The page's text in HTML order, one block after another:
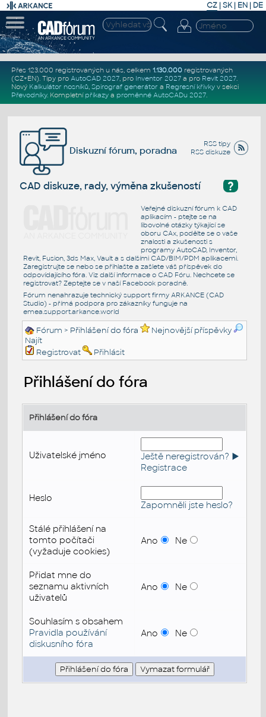
CZ | SK| EN | DE
Přes 123.000 registrovaných u nás, celkem 1.130.000registrovaných
(CZ+EN). Tipy pro AutoCAD 2027, pro Inventor 2027a pro Revit 2027.
Nový Kalkulátor nosníků, Spirograf generátor a Regresní křivkyv sekci
Převodníky. Kompletní příkazya proměnné AutoCADu 2027.
RSS tipy
RSS diskuze
Diskuzní fórum, poradna
?
CAD diskuze, rady, výměna zkušeností
Veřejné diskuzní fórum k CAD
aplikacím - ptejte se na
libovolné otázky týkající se
oboru CAx, podělte se o vaše
znalosti a zkušenosti s
programy AutoCAD, Inventor,
Revit, Fusion, 3ds Max, Vault a s dalšími CAD/BIM/PDM aplikacemi.
Zaregistrujte se nebo se přihlašte a zašlete váš příspěvek do
odpovídajícího fóra. Viz další informace o CAD Fóru. Nechcete se
registrovat? Zeptejte se v naší Facebook poradně.
Fórum nenahrazuje technický support firmy ARKANCE (CAD
Studio) - přímá podpora pro zákazníky funguje na
emea.support.arkance.world
Fórum > Přihlášení do fóra
Nejnovější příspěvky
Najít
Registrovat
Přihlásit
Přihlášení do fóra
Přihlášení do fóra
Uživatelské jméno
Ještě neregistrován? ►
Registrace
Heslo
Zapomněli jste heslo?
Stálé přihlášení na
tomto počítači
(vyžaduje cookies)
Ano Ne
Přidat mne do
seznamu aktivních
uživatelů
Ano Ne
Souhlasím s obsahem
Pravidla používání
diskusního fóra
Ano Ne